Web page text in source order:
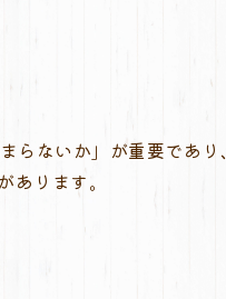
らないか」が重要であり、
あります。